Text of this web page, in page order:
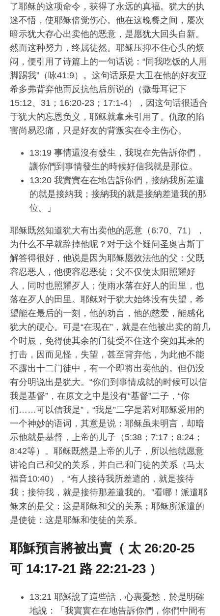
了耶稣的这项命令，获得了永远的真福。犹大的执
迷不悟，使耶稣倍觉伤心。他在这晚餐之间，屡次
暗示犹大存心出卖他的恶意，是愿犹大回头自新。
然而这种努力，终属徒然。耶稣压抑不住心头的烦
闷，便引用了诗篇上的一句话说：“同我吃饭的人用
脚踢我”（咏41:9）。这句话原是大卫在他的好友亚
希多弗背弃他而反抗他后所说的（撒母耳记下
15:12、31；16:20-23；17:1-4），因这句话很适合
于犹大的忘恩负义，耶稣就拿来引用了。仇敌的陷
害尚易忍痛，只是好友的背叛实在令主伤心。
13:19 事情還沒有發生，我現在先告訴你們，
讓你們到事情發生的時候好信我就是那位。
13:20 我實實在在地告訴你們，接納我所差遣
的就是接納我；接納我的就是接納差遣我的那
位。」
耶稣既然知道犹大有出卖他的恶意（6:70、71），
为什么不早就辞掉他呢？对于这个疑问圣奥古斯丁
解答得很好，他说是因为耶稣愿效法他的父：父既
容忍恶人，他便容忍恶徒；父不仅使太阳照耀好
人，同时也照耀歹人；使雨水落在好人的田里，也
落在歹人的田里。耶稣对于犹大始终没有失望，希
望能在最后的一刻，他的劝言，他的慈爱，能感化
犹大的硬心。可是“在现在”，就是在他被出卖的前几
个时辰，免得使其余的门徒受不住这个突如其来的
打击，因而见怪，失望，甚至背弃他，为此他不能
不露出十二门徒中，有一个即将出卖他的。但仍没
有分明说出是犹大。“你们到事情成就的时候可以信
我是基督”，在原文之中是没有“基督”二子，“你
们……可以信我是”，“我是”二字是若对耶稣爱用的
一个神妙的语词，其意是说：耶稣虽未明言，却暗
示他就是基督，上帝的儿子（5:38；7:17；8:24；
8:42等）。耶稣既然是上帝的儿子，所以他就愿意
讲论自己和父的关系，并自己和门徒的关系（马太
福音10:40），“有人接待我所差遣的，就是接待
我；接待我，就是接待那差遣我的。”看哪！派遣耶
稣来的是父：这是耶稣和父的关系；耶稣所派遣的
是使徒：这是耶稣和使徒的关系。
耶穌預言將被出賣（ 太 26:20-25
可 14:17-21 路 22:21-23 ）
13:21 耶穌說了這些話，心裏憂愁，於是明確
地說：「我實實在在地告訴你們，你們中間有